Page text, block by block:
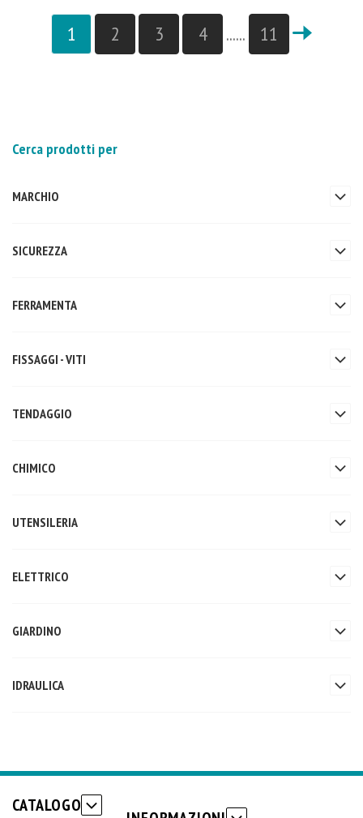
1 2 3 4 ...... 11
Cerca prodotti per
MARCHIO
SICUREZZA
FERRAMENTA
FISSAGGI - VITI
TENDAGGIO
CHIMICO
UTENSILERIA
ELETTRICO
GIARDINO
IDRAULICA
CATALOGO